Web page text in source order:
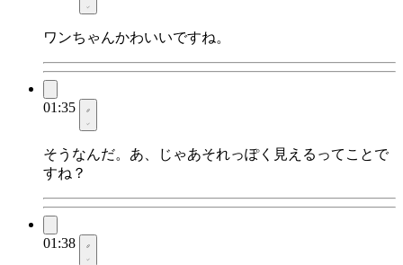
ワンちゃんかわいいですね。
01:35
そうなんだ。あ、じゃあそれっぽく見えるってことで
すね？
01:38